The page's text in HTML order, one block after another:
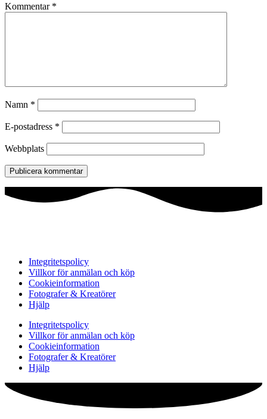
Kommentar *
Namn *
E-postadress *
Webbplats
Integritetspolicy
Villkor för anmälan och köp
Cookieinformation
Fotografer & Kreatörer
Hjälp
Integritetspolicy
Villkor för anmälan och köp
Cookieinformation
Fotografer & Kreatörer
Hjälp